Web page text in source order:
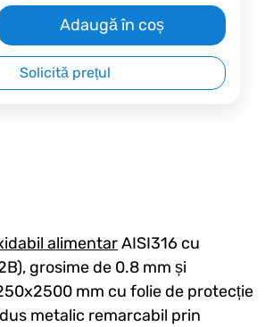
Adaugă în coș
Solicită prețul
alimentarAISI316 cu
grosime de 0.8 mm și
mm cu folie de protecție
metalic remarcabil prin